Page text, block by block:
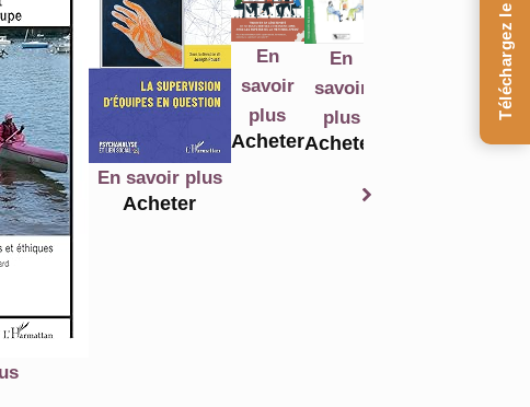
En savoir plus
Acheter
En
savoir
plus
Acheter
savoir
plus
Acheter
savoir
plus
AcheterAcheter Acheter
Téléchargez le Guide